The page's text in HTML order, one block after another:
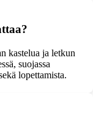
kastelua ja letkun
suojassa
lopettamista.